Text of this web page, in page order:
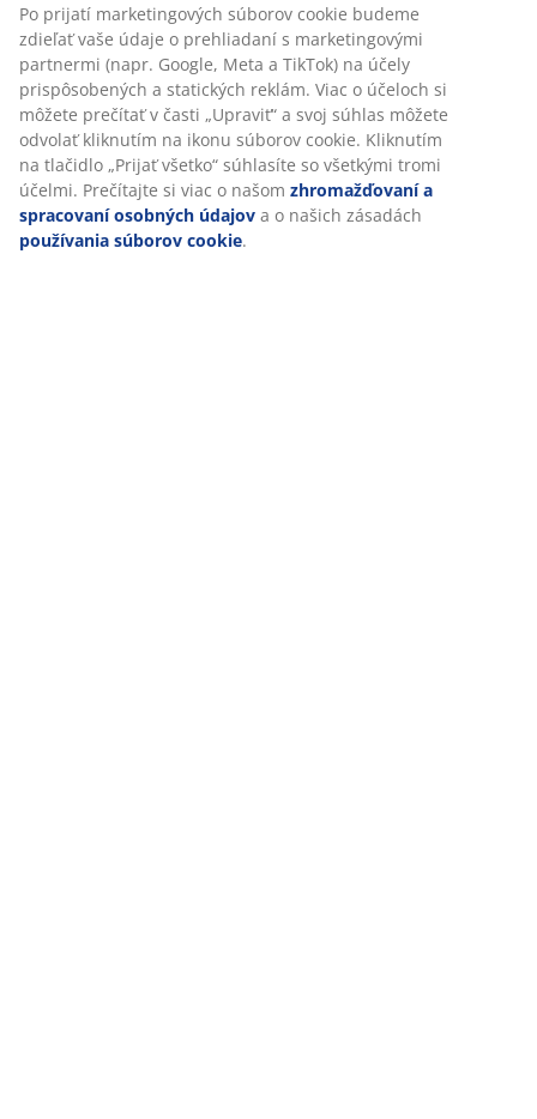
Po prijatí marketingových súborov cookie budeme
zdieľať vaše údaje o prehliadaní s marketingovými
partnermi (napr. Google, Meta a TikTok) na účely
prispôsobených a statických reklám. Viac o účeloch si
môžete prečítať v časti „Upraviť“ a svoj súhlas môžete
odvolať kliknutím na ikonu súborov cookie. Kliknutím
na tlačidlo „Prijať všetko“ súhlasíte so všetkými tromi
účelmi. Prečítajte si viac o našom zhromažďovaní a
spracovaní osobných údajov a o našich zásadách
používania súborov cookie.